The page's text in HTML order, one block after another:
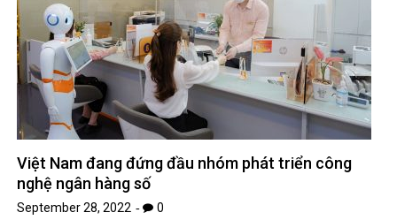
Việt Nam đang đứng đầu nhóm phát triển công
nghệ ngân hàng số
September 28, 2022 0